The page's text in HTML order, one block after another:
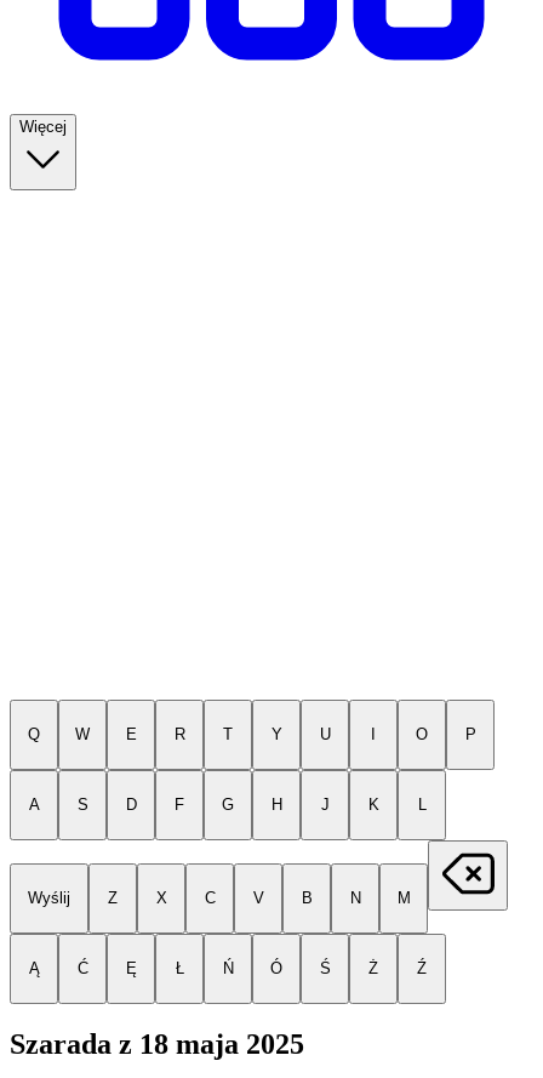
Więcej
Q W E R T Y U O P
A S D F G H J K L
Wyślij Z X C V B N M
Ą Ć Ę Ł Ń Ó Ś Ż Ź
Szarada z 18 maja 2025